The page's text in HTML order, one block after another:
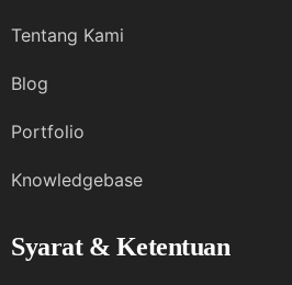
Tentang Kami
Blog
Portfolio
Knowledgebase
Syarat & Ketentuan